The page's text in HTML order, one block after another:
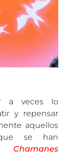
a veces lo
y repensar
aquellos
se han
Chamanes